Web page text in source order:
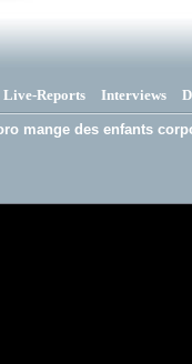
Live-Reports Interviews
mange des enfants